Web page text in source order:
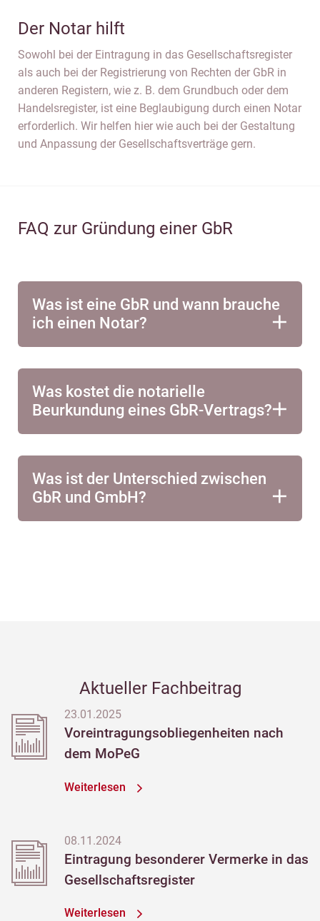
Der Notar hilft
Sowohl bei der Eintragung in das Gesellschaftsregister
als auch bei der Registrierung von Rechten der GbR in
anderen Registern, wie z. B. dem Grundbuch oder dem
Handelsregister, ist eine Beglaubigung durch einen Notar
erforderlich. Wir helfen hier wie auch bei der Gestaltung
und Anpassung der Gesellschaftsverträge gern.
FAQ zur Gründung einer GbR
Was ist eine GbR und wann brauche
ich einen Notar?
Was kostet die notarielle
Beurkundung eines GbR-Vertrags?
Was ist der Unterschied zwischen
GbR und GmbH?
Aktueller Fachbeitrag
23.01.2025
Voreintragungsobliegenheiten nach
dem MoPeG
Weiterlesen
08.11.2024
Eintragung besonderer Vermerke in das
Gesellschaftsregister
Weiterlesen